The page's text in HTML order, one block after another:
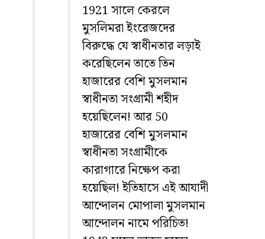
1921 সালে কেরলে
মুসলিমরা ইংরেজদের
বিরুদ্ধে যে স্বাধীনতার লড়াই
করেছিলেন তাতে তিন
হাজারের বেশি মুসলমান
স্বাধীনতা সংগ্রামী শহীদ
হয়েছিলেন! আর 50
হাজারের বেশি মুসলমান
স্বাধীনতা সংগ্রামীকে
কারাগারে নিক্ষেপ করা
হয়েছিল! ইতিহাসে এই আযাদী
আন্দোলন মোপালা মুসলমান
আন্দোলন নামে পরিচিত!